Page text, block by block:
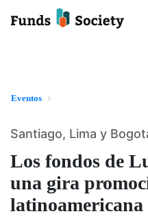
Eventos
Los fondos de
una gira
latinoamericana
Santiago, Lima y